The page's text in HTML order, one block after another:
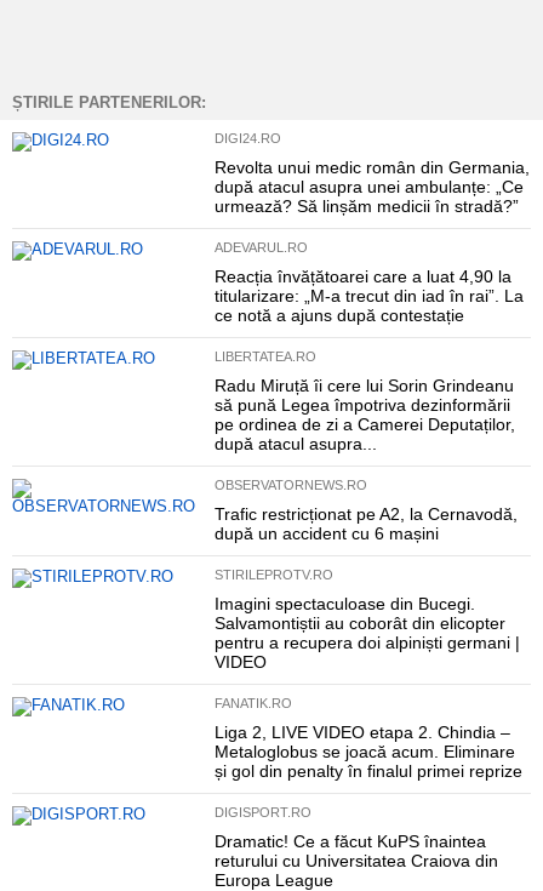
ȘTIRILE PARTENERILOR:
DIGI24.RO
Revolta unui medic român din Germania,
după atacul asupra unei ambulanțe: „Ce
urmează? Să linșăm medicii în stradă?”
ADEVARUL.RO
Reacția învățătoarei care a luat 4,90 la
titularizare: „M-a trecut din iad în rai”. La
ce notă a ajuns după contestație
LIBERTATEA.RO
Radu Miruță îi cere lui Sorin Grindeanu
să pună Legea împotriva dezinformării
pe ordinea de zi a Camerei Deputaților,
după atacul asupra...
OBSERVATORNEWS.RO
Trafic restricționat pe A2, la Cernavodă,
după un accident cu 6 mașini
STIRILEPROTV.RO
Imagini spectaculoase din Bucegi.
Salvamontiștii au coborât din elicopter
pentru a recupera doi alpiniști germani |
VIDEO
FANATIK.RO
Liga 2, LIVE VIDEO etapa 2. Chindia –
Metaloglobus se joacă acum. Eliminare
și gol din penalty în finalul primei reprize
DIGISPORT.RO
Dramatic! Ce a făcut KuPS înaintea
returului cu Universitatea Craiova din
Europa League